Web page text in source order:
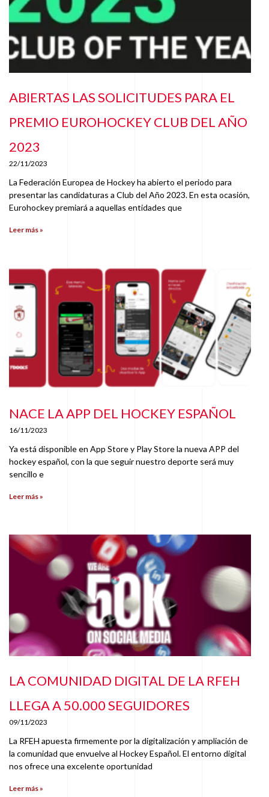
ABIERTAS LAS SOLICITUDES PARA EL
PREMIO EUROHOCKEY CLUB DEL AÑO
2023
22/11/2023
La Federación Europea de Hockey ha abierto el periodo para
presentar las candidaturas a Club del Año 2023. En esta ocasión,
Eurohockey premiará a aquellas entidades que
Leer más »
NACE LA APP DEL HOCKEY ESPAÑOL
16/11/2023
Ya está disponible en App Store y Play Store la nueva APP del
hockey español, con la que seguir nuestro deporte será muy
sencillo e
Leer más »
LA COMUNIDAD DIGITAL DE LA RFEH
LLEGA A 50.000 SEGUIDORES
09/11/2023
La RFEH apuesta firmemente por la digitalización y ampliación de
la comunidad que envuelve al Hockey Español. El entorno digital
nos ofrece una excelente oportunidad
Leer más »